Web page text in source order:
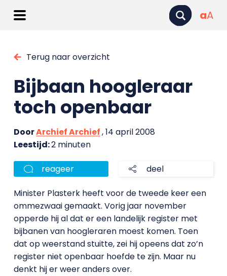
aA
Terug naar overzicht
Bijbaan hoogleraar
toch openbaar
DoorArchief Archief, 14 april 2008
Leestijd:2 minuten
reageer deel
Minister Plasterk heeft voor de tweede keer een
ommezwaai gemaakt. Vorig jaar november
opperde hij al dat er een landelijk register met
bijbanen van hoogleraren moest komen. Toen
dat op weerstand stuitte, zei hij opeens dat zo’n
register niet openbaar hoefde te zijn. Maar nu
denkt hij er weer anders over.